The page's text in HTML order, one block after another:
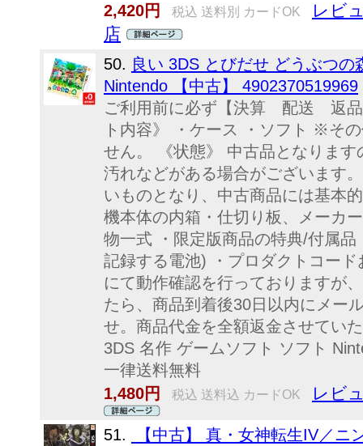
2,420円
税込 送料別 カードOK
レビ
店
50. 良い 3DS とびだせ どうぶつ
Nintendo 【中古】 4902370519969
ご利用前に必ず【決算 配送 返品
ト内容》 ・ケース ・ソフト ※そ
せん。 《状態》 中古品となりま
汚れなどがある場合がございます
いものとなり、中古商品には基本
機本体の内箱・仕切り板、メーカ
物一式 ・限定版商品の特典/付属
記録する電池) ・プロダクトコー
にて動作確認を行っておりますが
たら、商品到着後30日以内にメー
せ。商品代金を全額返金させてい
3DS 名作 ゲームソフト ソフト
一律送料無料
1,480円
税込 送料込 カードOK レビ
51.
【中古】 真・女神転生IV／ニ